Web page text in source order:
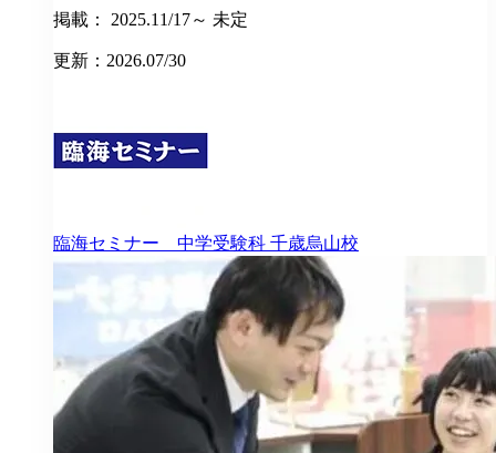
掲載： 2025.11/17～ 未定
更新：2026.07/30
臨海セミナー 中学受験科 千歳烏山校